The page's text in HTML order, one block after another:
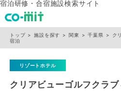
宿泊研修・合宿施設検索サイト
トップ 施設を探す 関東 千葉県
ク
宿泊
リゾートホテル
クリアビューゴルフクラ